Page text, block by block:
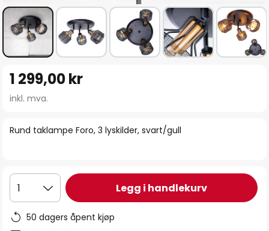
begynnelsen
bildegalleri
Rund taklampe Foro, 3 lyskilder, svart/gull
1 299,00 kr
inkl. mva.
1 Legg i handlekurv
50 dagers åpent kjøp